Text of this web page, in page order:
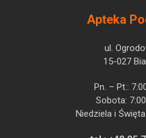
Apteka
ul.
15-027
Pn. – Pt.:
Sobota:
Niedziela i